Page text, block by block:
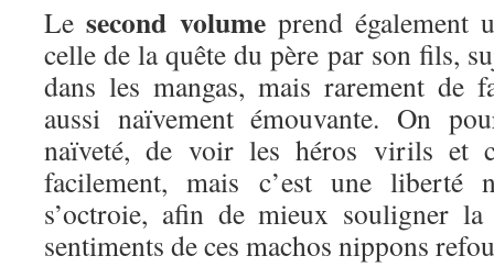
Lesecond volumeprend également
celle de la quête du père par son fils,
dans les mangas, mais rarement de
aussi naïvement émouvante. On
naïveté, de voir les héros virils et
facilement, mais c’est une liberté
s’octroie, afin de mieux souligner la
sentiments de ces machos nippons